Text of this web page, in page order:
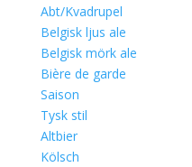
Abt/Kvadrupel
Belgisk ljus ale
Belgisk mörk ale
Bière de garde
Saison
Tysk stil
Altbier
Kölsch